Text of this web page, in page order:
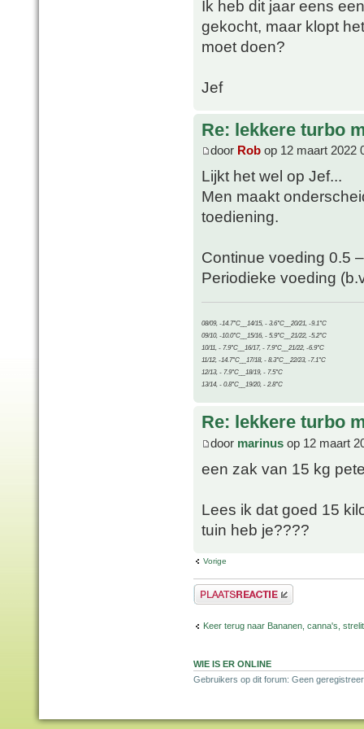
Ik heb dit jaar eens
gekocht, maar klopt
moet doen?
Jef
Re: lekkere turbo
door Rob op 12 maart 2022
Lijkt het wel op Jef...
Men maakt
toediening.
Continue voeding 0.5
Periodieke voeding
08/09, -14.7°C__14/15, - 3.6°C__20/21, -9.1°C
09/10, -10.0°C__15/16, - 5.9°C__21/22, -5.2°C
10/11, - 7.9°C__16/17, - 7.9°C__21/22, -6.9°C
11/12, -14.7°C__17/18, - 8.3°C__22/23, -7.1°C
12/13, - 7.9°C__18/19, - 7.5°C
13/14, - 0.8°C__19/20, - 2.8°C
Re: lekkere turbo
door marinus op 12 maart
een zak van 15 kg
Lees ik dat goed 15
tuin heb je????
Vorige
Plaats een reactie
Keer terug naar Bananen, canna's,
WIE IS ER ONLINE
Gebruikers op dit forum: Geen